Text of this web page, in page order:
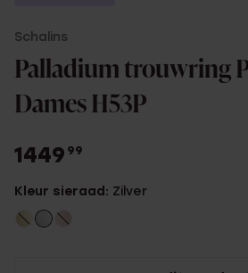
Schalins
Palladium trouwring
Dames H53P
1449 99
Kleur sieraad: Zilver